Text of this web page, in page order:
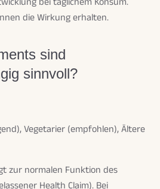
die Wirkung erhalten.
sind
sinnvoll?
Vegetarier (empfohlen), Ältere
zur normalen Funktion des
Health Claim). Bei